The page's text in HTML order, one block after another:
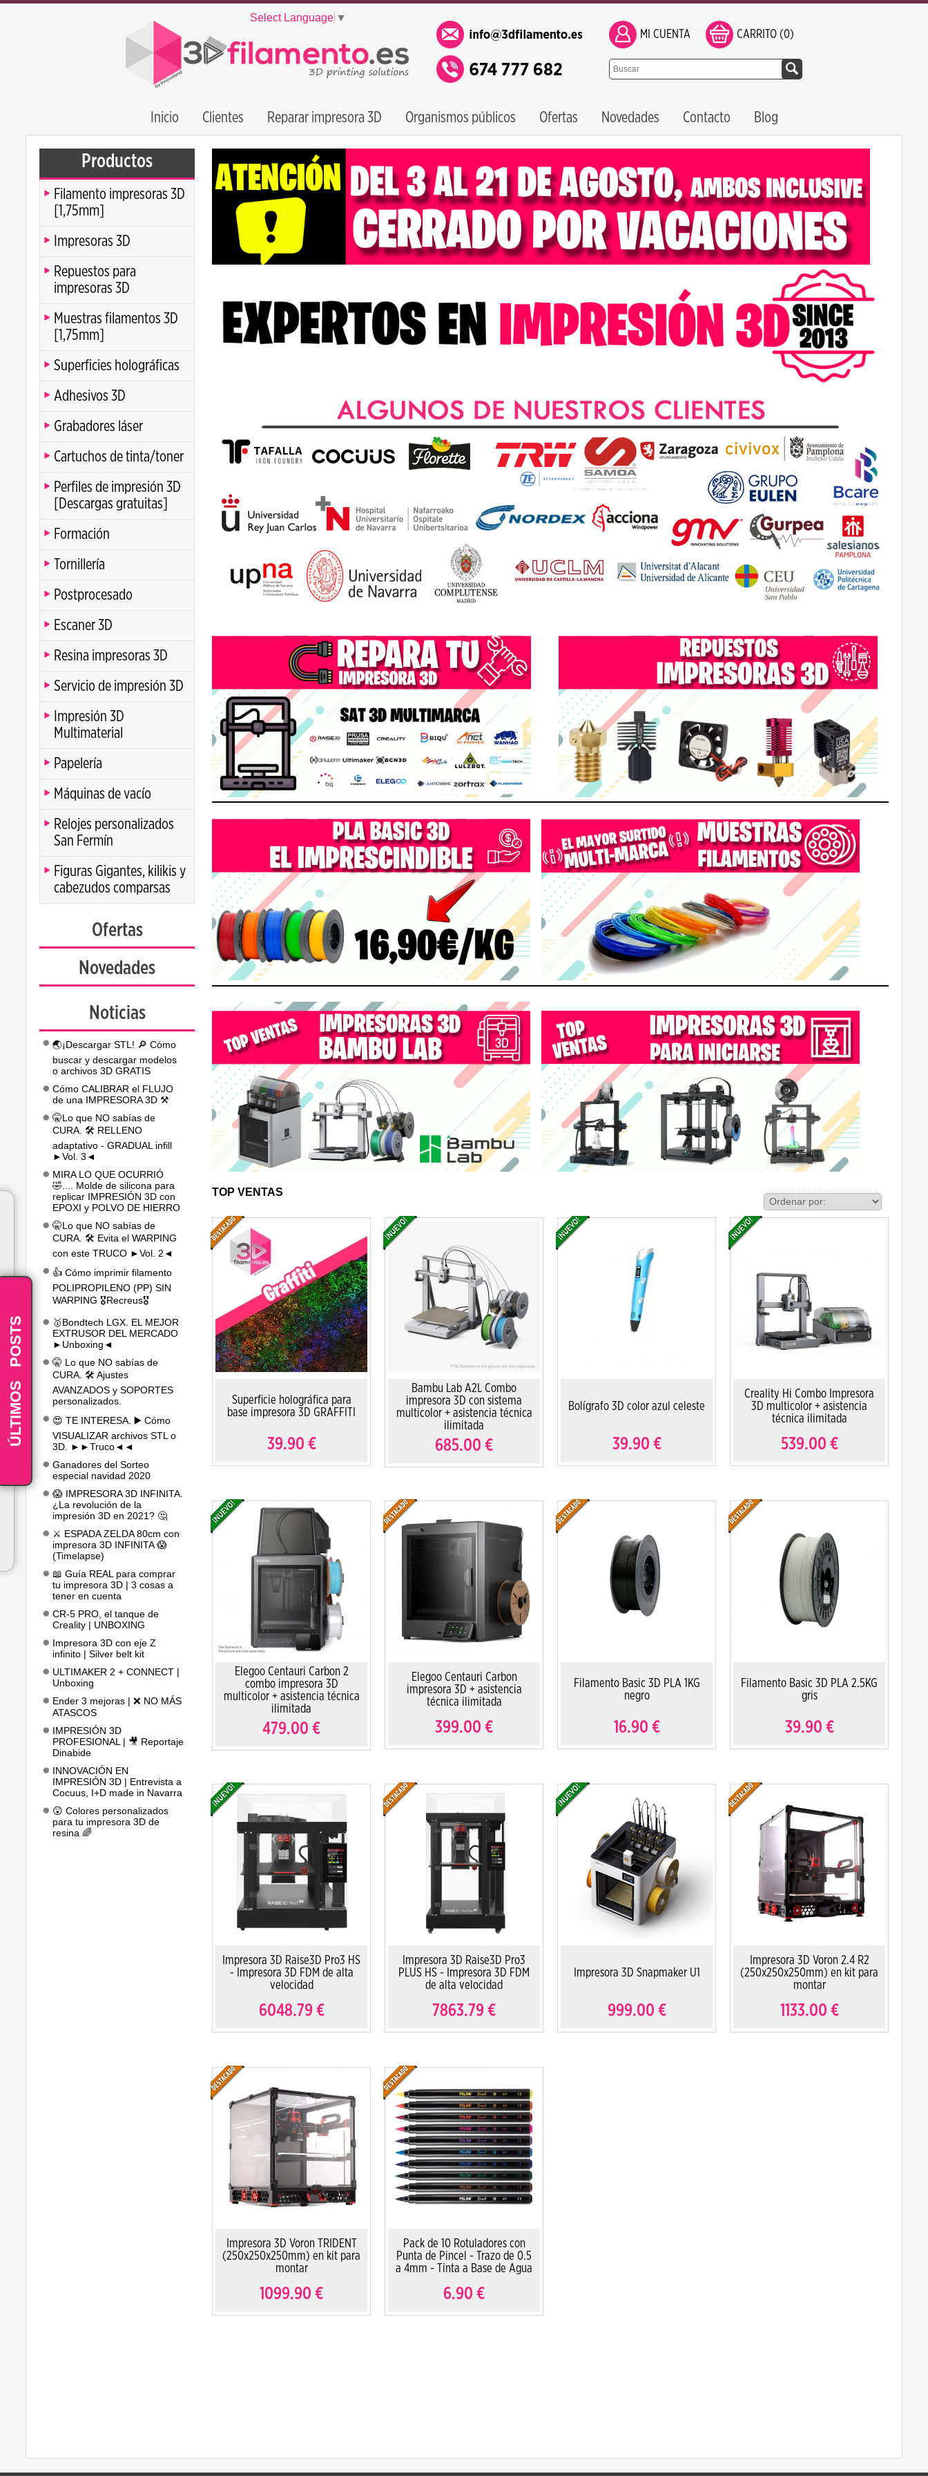
Select Language ▼
MI CUENTA CARRITO (0)
Inicio Clientes Reparar impresora 3D Organismos públicos Ofertas Novedades Contacto Blog
Productos
Filamento impresoras 3D
[1,75mm]
Impresoras 3D
Repuestos para
impresoras 3D
Muestras filamentos 3D
[1,75mm]
Superficies holográficas
Adhesivos 3D
Grabadores láser
Cartuchos de tinta/toner
Perfiles de impresión 3D
[Descargas gratuitas]
Formación
Tornillería
Postprocesado
Escaner 3D
Resina impresoras 3D
Servicio de impresión 3D
Impresión 3D
Multimaterial
Papelería
Máquinas de vacío
Relojes personalizados
San Fermín
Figuras Gigantes, kilikis y
cabezudos comparsas
Ofertas
Novedades
Noticias
🌏¡Descargar STL! 🔎 Cómo
buscar y descargar modelos
o archivos 3D GRATIS
Cómo CALIBRAR el FLUJO
de una IMPRESORA 3D ⚒️
🤫Lo que NO sabías de
CURA. 🛠️ RELLENO
adaptativo - GRADUAL infill
►Vol. 3◄
MIRA LO QUE OCURRIÓ
🤣.... Molde de silicona para
replicar IMPRESIÓN 3D con
EPOXI y POLVO DE HIERRO
🤫Lo que NO sabías de
CURA. 🛠️ Evita el WARPING
con este TRUCO ►Vol. 2◄
👍 Cómo imprimir filamento
POLIPROPILENO (PP) SIN
WARPING 🎖️Recreus🎖️
🥇Bondtech LGX. EL MEJOR
EXTRUSOR DEL MERCADO
►Unboxing◄
🤫 Lo que NO sabías de
CURA. 🛠️ Ajustes
AVANZADOS y SOPORTES
personalizados.
😍 TE INTERESA. ▶️ Cómo
VISUALIZAR archivos STL o
3D. ►►Truco◄◄
Ganadores del Sorteo
especial navidad 2020
😱 IMPRESORA 3D INFINITA.
¿La revolución de la
impresión 3D en 2021? 🤔
⚔️ ESPADA ZELDA 80cm con
impresora 3D INFINITA 😱
(Timelapse)
📖 Guía REAL para comprar
tu impresora 3D | 3 cosas a
tener en cuenta
CR-5 PRO, el tanque de
Creality | UNBOXING
Impresora 3D con eje Z
infinito | Silver belt kit
ULTIMAKER 2 + CONNECT |
Unboxing
Ender 3 mejoras | ❌ NO MÁS
ATASCOS
IMPRESIÓN 3D
PROFESIONAL | 🎥 Reportaje
Dinabide
INNOVACIÓN EN
IMPRESIÓN 3D | Entrevista a
Cocuus, I+D made in Navarra
😲 Colores personalizados
para tu impresora 3D de
resina 🌈
TOP VENTAS
Superficie holográfica para
base impresora 3D GRAFFITI
39.90 €
Bambu Lab A2L Combo
impresora 3D con sistema
multicolor + asistencia técnica
ilimitada
685.00 €
Bolígrafo 3D color azul celeste
39.90 €
Creality Hi Combo Impresora
3D multicolor + asistencia
técnica ilimitada
539.00 €
Elegoo Centauri Carbon 2
combo impresora 3D
multicolor + asistencia técnica
ilimitada
479.00 €
Elegoo Centauri Carbon
impresora 3D + asistencia
técnica ilimitada
399.00 €
Filamento Basic 3D PLA 1KG
negro
16.90 €
Filamento Basic 3D PLA 2.5KG
gris
39.90 €
Impresora 3D Raise3D Pro3 HS
- Impresora 3D FDM de alta
velocidad
6048.79 €
Impresora 3D Raise3D Pro3
PLUS HS - Impresora 3D FDM
de alta velocidad
7863.79 €
Impresora 3D Snapmaker U1
999.00 €
Impresora 3D Voron 2.4 R2
(250x250x250mm) en kit para
montar
1133.00 €
Impresora 3D Voron TRIDENT
(250x250x250mm) en kit para
montar
1099.90 €
Pack de 10 Rotuladores con
Punta de Pincel - Trazo de 0.5
a 4mm - Tinta a Base de Agua
6.90 €
ÚLTIMOS
POSTS